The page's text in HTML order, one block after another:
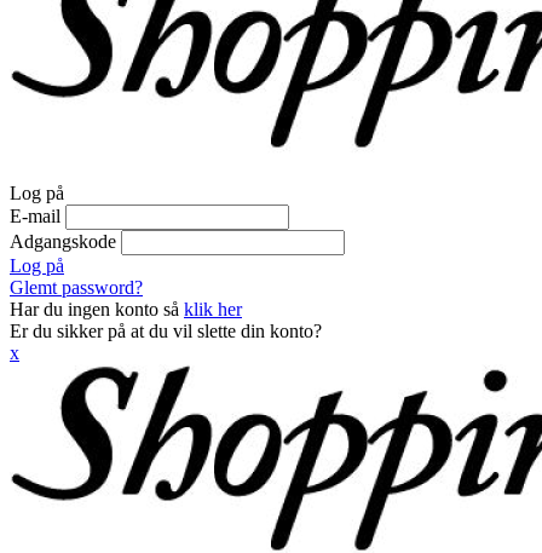
Log på
E-mail
Adgangskode
Log på
Glemt password?
Har du ingen konto så klik her
Er du sikker på at du vil slette din konto?
x